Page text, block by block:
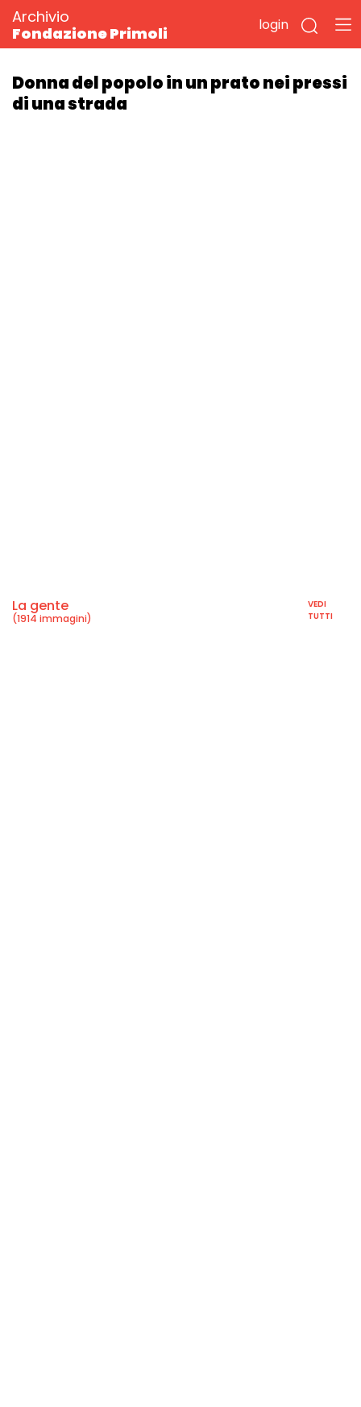
Archivio
Fondazione Primoli
login
Donna del popolo in un prato nei pressi
di una strada
La gente
(1914 immagini)
VEDI
TUTTI